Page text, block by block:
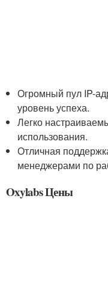
Огромный пул IP-
уровень успеха.
Легко
использования.
Отличная
менеджерами по
Oxylabs Цены